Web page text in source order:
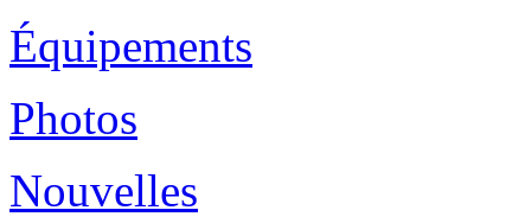
Équipements
Photos
Nouvelles